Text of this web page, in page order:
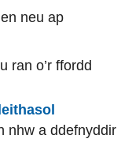
neu ap
ran o’r ffordd
nhw a ddefnyddir